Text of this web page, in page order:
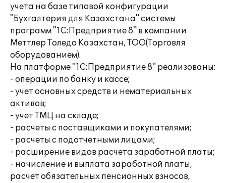
учета на базе типовой конфигурации
"Бухгалтерия для Казахстана" системы
программ "1С:Предприятие 8" в компании
Меттлер Толедо Казахстан, ТОО(Торговля
оборудованием).
На платформе "1С:Предприятие 8" реализованы:
- операции по банку и кассе;
- учет основных средств и нематериальных
активов;
- учет ТМЦ на складе;
- расчеты с поставщиками и покупателями;
- расчеты с подотчетными лицами;
- расширение видов расчета заработной платы;
- начисление и выплата заработной платы,
расчет обязательных пенсионных взносов,